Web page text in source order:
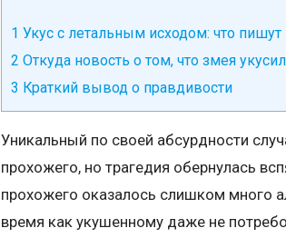
1 Укус с летальным исходом: что
2 Откуда новость о том, что змея
3 Краткий вывод о правдивости
Уникальный по своей абсурдности
прохожего, но трагедия обернулась
прохожего оказалось слишком много
время как укушенному даже не